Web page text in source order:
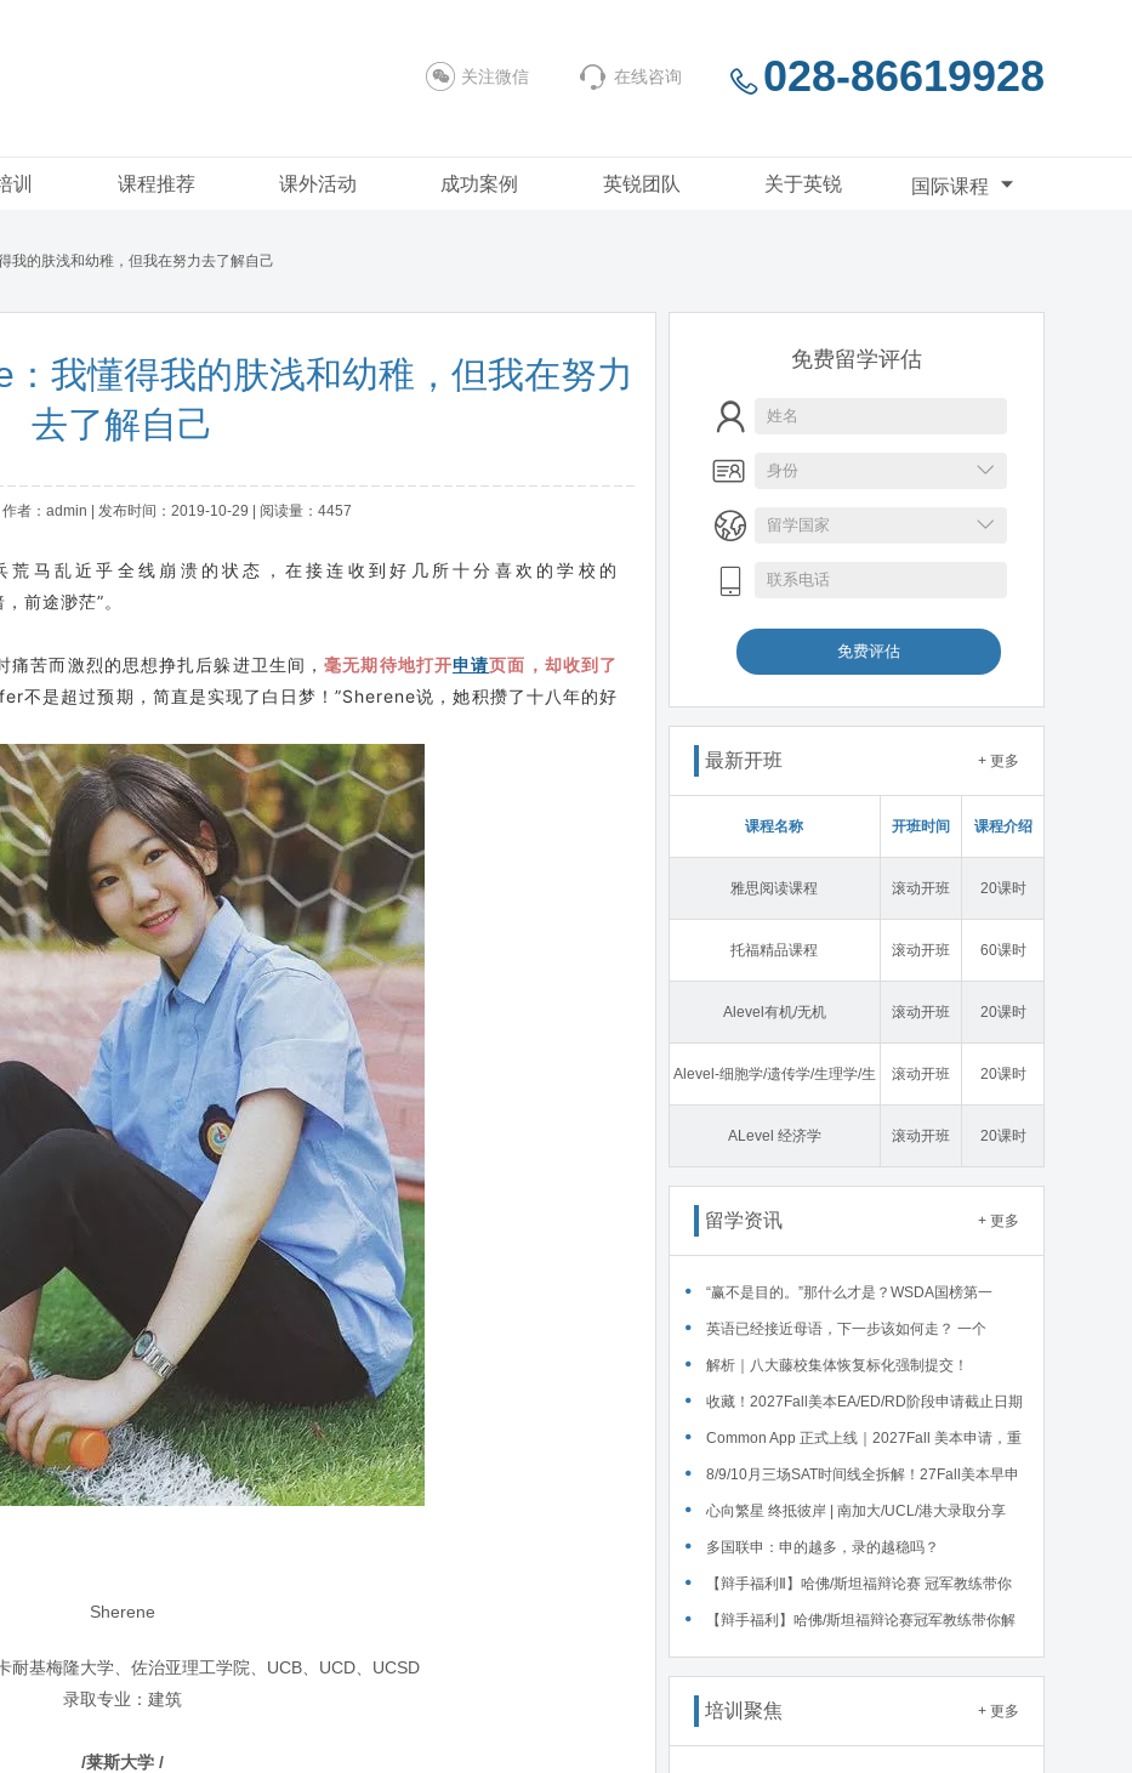
028-86619928
在线咨询
关注微信
训 课程推荐 课外活动 成功案例 英锐团队 关于英锐 国际课程
我的肤浅和幼稚，但我在努力去了解自己
我懂得我的肤浅和幼稚，但我在努力
去了解自己
者：admin | 发布时间：2019-10-29 | 阅读量：4457
马乱近乎全线崩溃的状态，在接连收到好几所十分喜欢的学校的
前途渺茫”。
苦而激烈的思想挣扎后躲进卫生间，毫无期待地打开申请页面，却收到了
不是超过预期，简直是实现了白日梦！”Sherene说，她积攒了十八年的好
Sherene
耐基梅隆大学、佐治亚理工学院、UCB、UCD、UCSD
录取专业：建筑
/莱斯大学 /
免费留学评估
免费评估
最新开班 + 更多
课程名称 开班时间 课程介绍
雅思阅读课程 滚动开班 20课时
托福精品课程 滚动开班 60课时
Alevel有机/无机 滚动开班 20课时
Alevel-细胞学/遗传学/生理学/生
态学
滚动开班 20课时
ALevel 经济学 滚动开班 20课时
留学资讯 + 更多
“赢不是目的。”那什么才是？WSDA国榜第一
Serena给出她的回答
英语已经接近母语，下一步该如何走？ 一个
WSDA冠军少年的成长答案
解析｜八大藤校集体恢复标化强制提交！
收藏！2027Fall美本EA/ED/RD阶段申请截止日期
汇总！
Common App 正式上线｜2027Fall 美本申请，重
磅变化务必知晓（附申请截止日期汇总）
‌8/9/10月三场SAT时间线全拆解！27Fall美本早申
时间线盘点～
心向繁星 终抵彼岸 | 南加大/UCL/港大录取分享
多国联申：申的越多，录的越稳吗？
【辩手福利Ⅱ】哈佛/斯坦福辩论赛 冠军教练带你
解读WSDA全国赛Junior即兴辩论第二轮备稿辩题
【辩手福利】哈佛/斯坦福辩论赛冠军教练带你解
读WSDA全国赛Junior即兴辩论第一轮备稿辩题
培训聚焦 + 更多